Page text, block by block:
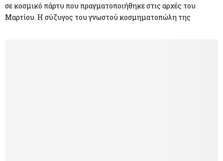
σε κοσμικό πάρτυ που πραγματοποιήθηκε στις αρχές του
Μαρτίου. Η σύζυγος του γνωστού κοσμηματοπώλη της